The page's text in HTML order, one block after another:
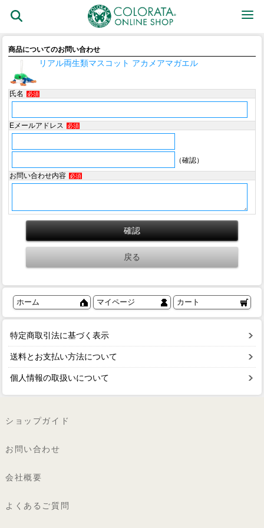
商品についてのお問い合わせ
リアル両生類マスコット アカメアマガエル
氏名 必須
Eメールアドレス 必須
（確認）
お問い合わせ内容 必須
ホーム マイページ カート
特定商取引法に基づく表示
送料とお支払い方法について
個人情報の取扱いについて
ショップガイド
お問い合わせ
会社概要
よくあるご質問